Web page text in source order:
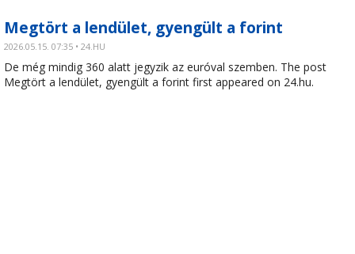
Megtört a lendület, gyengült a forint
2026.05.15. 07:35 • 24.HU
De még mindig 360 alatt jegyzik az euróval szemben. The post
Megtört a lendület, gyengült a forint first appeared on 24.hu.